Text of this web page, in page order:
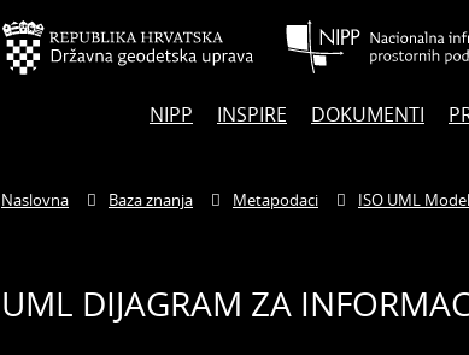
NIPP INSPIRE DOKUMENTI
Naslovna Baza znanja Metapodaci ISO UML
UML DIJAGRAM ZA